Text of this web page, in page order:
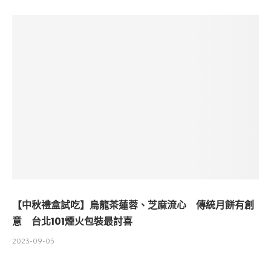
【中秋禮盒試吃】烏龍茶蓮蓉、芝麻流心 傳統月餅有創
意 台北101煙火包裝最討喜
2023-09-05